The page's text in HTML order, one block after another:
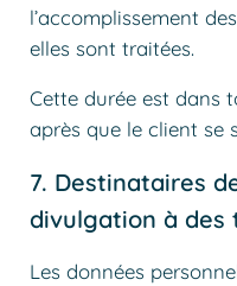
l’accomplissement
elles sont traitées.
Cette durée est dans
après que le client se
7. Destinataires
divulgation à des
Les données